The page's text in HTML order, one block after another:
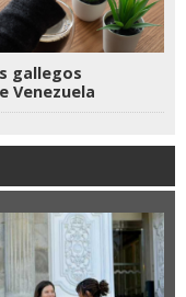
gallegos
Venezuela